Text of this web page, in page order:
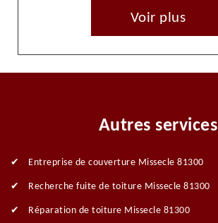
Voir plus
Autres services
Entreprise de couverture Missecle 81300
Recherche fuite de toiture Missecle 81300
Réparation de toiture Missecle 81300